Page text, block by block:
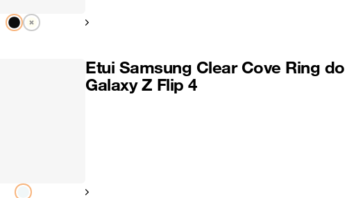
Pokaż następny
Pokaż następny
Etui Samsung Clear Cove Ring do
Galaxy Z Flip 4